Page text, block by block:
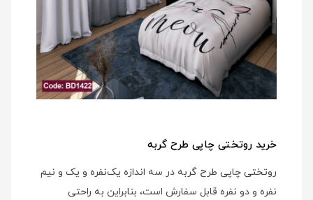
خرید روتختی چاپی طرح گربه
روتختی چاپی طرح گربه در سه اندازه یک‌نفره و یک و نیم
نفره و دو نفره قابل سفارش است، بنابراین به راحتی